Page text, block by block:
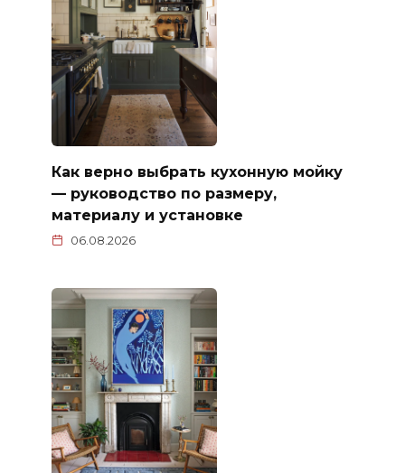
Как верно выбрать кухонную мойку
— руководство по размеру,
материалу и установке
06.08.2026